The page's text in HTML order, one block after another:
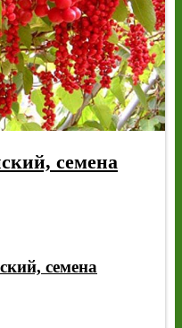
семена
семена